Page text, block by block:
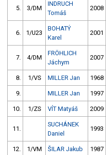
5. 3/DM
INDRUCH
Tomáš
2008
6. 1/U23
BOHATÝ
Karel
2001
7. 4/DM
FRÖHLICH
Jáchym
2007
8. 1/VS MILLER Jan 1968
9. MILLER Jan 1997
10. 1/ZS VÍT Matyáš 2009
11.
SUCHÁNEK
Daniel
1993
12. 1/VM ŠILAR Jakub 1987